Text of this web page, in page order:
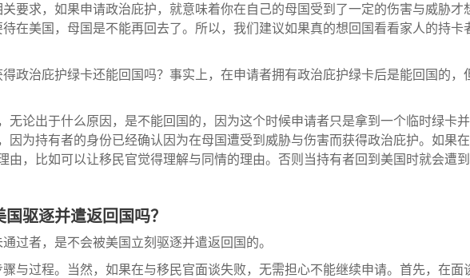
要求，如果申请政治庇护，就意味着你在自己的母国受到了一定的伤害与威胁
在美国，母国是不能再回去了。所以，我们建议如果真的想回国看看家人的持卡
政治庇护绿卡还能回国吗？事实上，在申请者拥有政治庇护绿卡后是能回国的
无论出于什么原因，是不能回国的，因为这个时候申请者只是拿到一个临时绿卡
因为持有者的身份已经确认因为在母国遭受到威胁与伤害而获得政治庇护。如果
由，比如可以让移民官觉得理解与同情的理由。否则当持有者回到美国时就会遭
驱逐并遣返回国吗？
过者，是不会被美国立刻驱逐并遣返回国的。
与过程。当然，如果在与移民官面谈失败，无需担心不能继续申请。首先，在面